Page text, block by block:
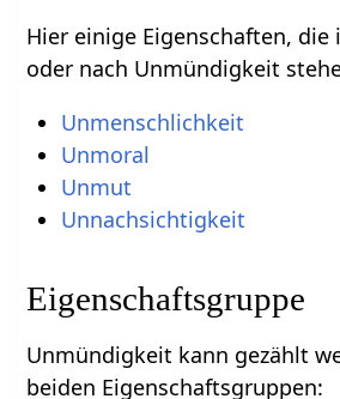
Hier einige Eigenschaften,
oder nach Unmündigkeit
Unmenschlichkeit
Unmoral
Unmut
Unnachsichtigkeit
Eigenschaftsgruppe
Unmündigkeit kann gezählt
beiden Eigenschaftsgruppen: